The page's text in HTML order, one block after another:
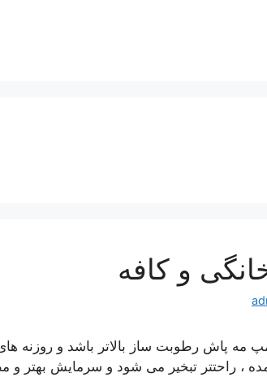
و کافه
پاش رطوبت ساز بالاتر باشد و روزنه
، راحتتر تبخیر می شود و سرمایش بهتر